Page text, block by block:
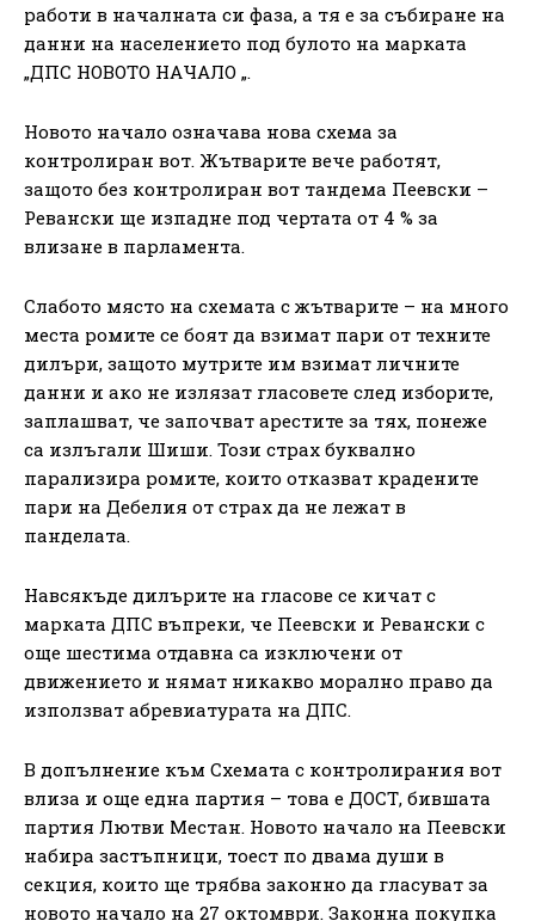
работи в началната си фаза, а тя е за събиране на
данни на населението под булото на марката
„ДПС НОВОТО НАЧАЛО „.
Новото начало означава нова схема за
контролиран вот. Жътварите вече работят,
защото без контролиран вот тандема Пеевски –
Ревански ще изпадне под чертата от 4 % за
влизане в парламента.
Слабото място на схемата с жътварите – на много
места ромите се боят да взимат пари от техните
дилъри, защото мутрите им взимат личните
данни и ако не излязат гласовете след изборите,
заплашват, че започват арестите за тях, понеже
са излъгали Шиши. Този страх буквално
парализира ромите, които отказват крадените
пари на Дебелия от страх да не лежат в
панделата.
Навсякъде дилърите на гласове се кичат с
марката ДПС въпреки, че Пеевски и Ревански с
още шестима отдавна са изключени от
движението и нямат никакво морално право да
използват абревиатурата на ДПС.
В допълнение към Схемата с контролирания вот
влиза и още една партия – това е ДОСТ, бившата
партия Лютви Местан. Новото начало на Пеевски
набира застъпници, тоест по двама души в
секция, които ще трябва законно да гласуват за
новото начало на 27 октомври. Законна покупка